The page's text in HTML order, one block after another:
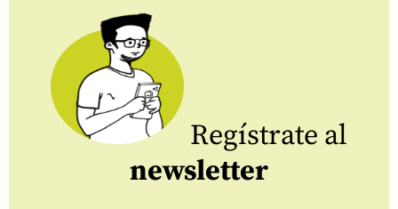
Regístrate al
newsletter